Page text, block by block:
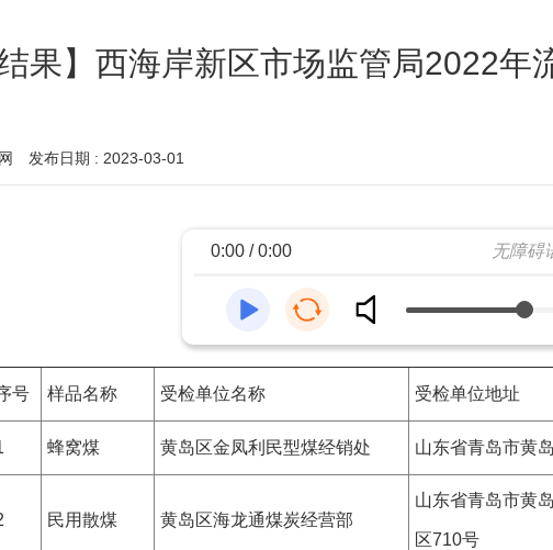
结果】西海岸新区市场监管局2022
发布日期 : 2023-03-01
无障碍
0:00 / 0:00
号 样品名称 受检单位名称 受检单位地址
蜂窝煤 黄岛区金凤利民型煤经销处 山东省青岛市黄
民用散煤 黄岛区海龙通煤炭经营部
山东省青岛市黄
区710号